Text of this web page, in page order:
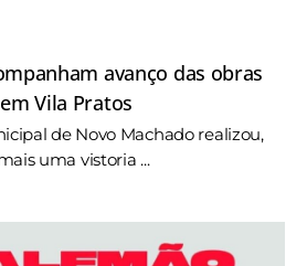
avanço das obras
Vila Pratos
de Novo Machado realizou,
uma vistoria ...